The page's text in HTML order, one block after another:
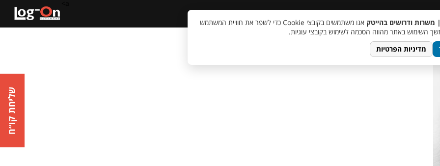
| משרות ודרושים בהייטק
אנו משתמשים בקובצי Cookie כדי לשפר את חוויית המשתמש
השימוש באתר מהווה הסכמה לשימוש בקובצי עוגיות.
מדיניות הפרטיות
שליחת קו״ח